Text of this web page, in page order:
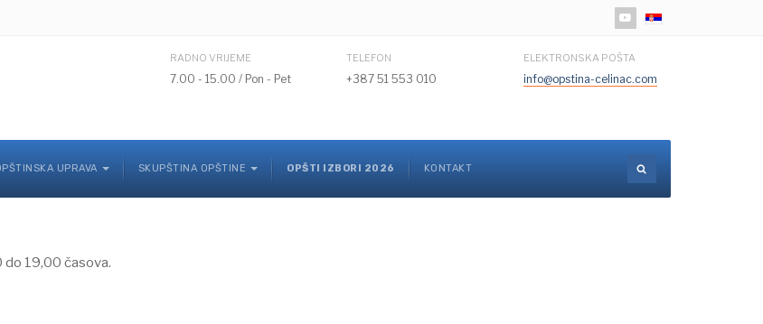
Izaberite vaš jezik
RADNO VRIJEME
7.00 - 15.00 / Pon - Pet
TELEFON
+387 51 553 010
ELEKTRONSKA POŠTA
info@opstina-celinac.com
UPRAVA SKUPŠTINA OPŠTINE OPŠTI IZBORI 2026 KONTAKT
do 19,00 časova.